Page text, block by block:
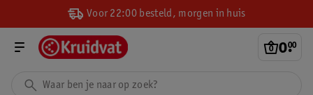
Voor 22:00 besteld, morgen in huis
0.
00